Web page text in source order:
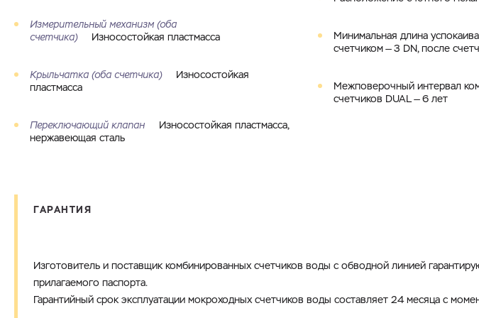
Измерительный механизм (оба
счетчика)
Износостойкая пластмасса
Крыльчатка (оба счетчика)
Износостойкая
пластмасса
Переключающий клапан
Износостойкая пластмасса,
нержавеющая сталь
Минимальная длина
счетчиком — 3 DN, после
Межповерочный интервал
счетчиков DUAL — 6 лет
ГАРАНТИЯ
Изготовитель и поставщик комбинированных счетчиков воды с обводной линией
прилагаемого паспорта.
Гарантийный срок эксплуатации мокроходных счетчиков воды составляет 24 месяца с